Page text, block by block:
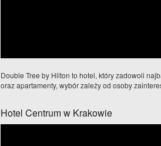
Double Tree by Hilton to hotel, który zadowoli
oraz apartamenty, wybór zależy od osoby
Hotel Centrum w Krakowie